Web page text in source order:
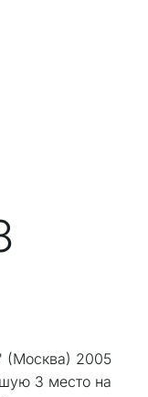
(Москва) 2005
3 место на